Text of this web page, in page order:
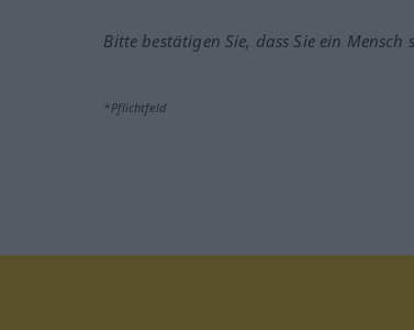
Bitte bestätigen Sie, dass Sie ein
*Pflichtfeld